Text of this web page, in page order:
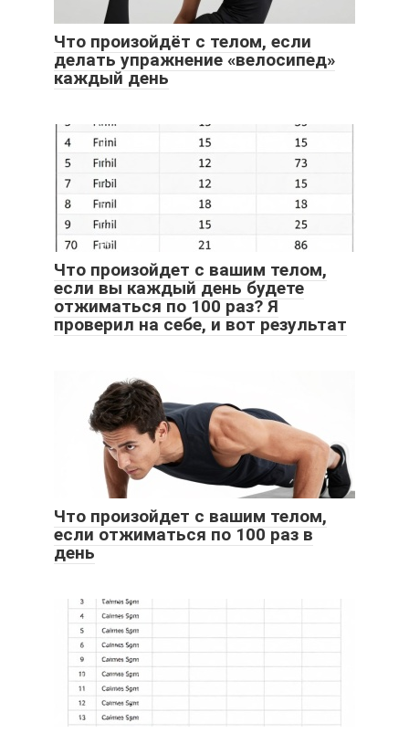
Что произойдёт с телом, если
делать упражнение «велосипед»
каждый день
Что произойдет с вашим телом,
если вы каждый день будете
отжиматься по 100 раз? Я
проверил на себе, и вот результат
Что произойдет с вашим телом,
если отжиматься по 100 раз в
день